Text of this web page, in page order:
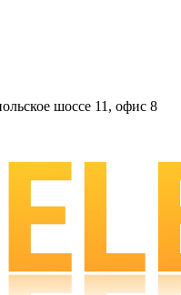
шоссе 11, офис 8